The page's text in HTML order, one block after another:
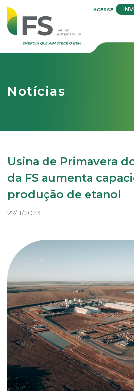
ACESSE
Notícias
Usina de Primavera
da FS aumenta
produção de etanol
27/11/2023